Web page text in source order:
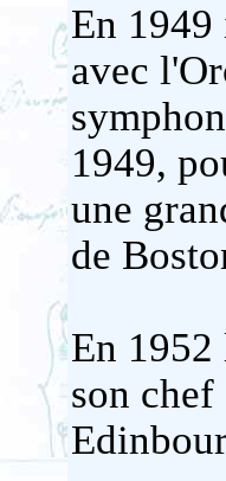
En
avec
1949,
une
de
En 1952
son